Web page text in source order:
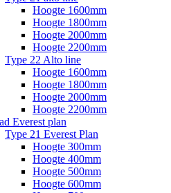
Hoogte 1600mm
Hoogte 1800mm
Hoogte 2000mm
Hoogte 2200mm
Type 22 Alto line
Hoogte 1600mm
Hoogte 1800mm
Hoogte 2000mm
Hoogte 2200mm
Everest plan
Type 21 Everest Plan
Hoogte 300mm
Hoogte 400mm
Hoogte 500mm
Hoogte 600mm